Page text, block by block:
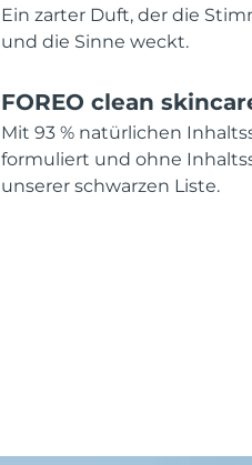
Ein zarter Duft, der die
und die Sinne weckt.
FOREO clean
Mit 93 % natürlichen
formuliert und ohne
unserer schwarzen Liste.